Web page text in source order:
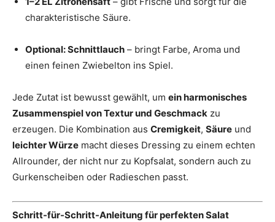
charakteristische Säure.
Optional: Schnittlauch – bringt Farbe, Aroma und
einen feinen Zwiebelton ins Spiel.
Jede Zutat ist bewusst gewählt, um ein harmonisches
Zusammenspiel von Textur und Geschmack zu
erzeugen. Die Kombination aus Cremigkeit, Säure und
leichter Würze macht dieses Dressing zu einem echten
Allrounder, der nicht nur zu Kopfsalat, sondern auch zu
Gurkenscheiben oder Radieschen passt.
Schritt-für-Schritt-Anleitung für perfekten Salat